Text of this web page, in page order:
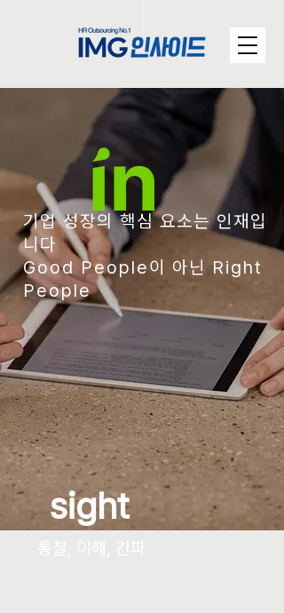
기업 성장의 핵심 요소는 인재입
니다
Good People이 아닌 Right
People
sight